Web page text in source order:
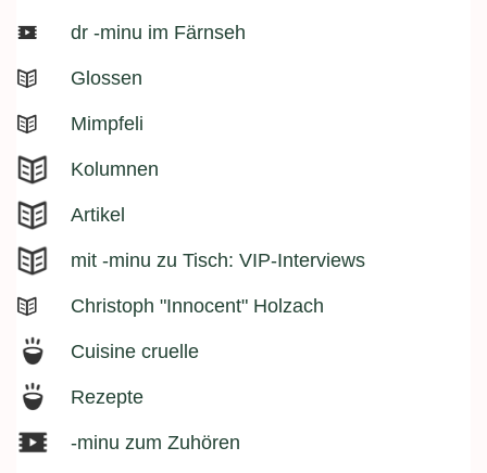
dr -minu im Färnseh
Glossen
Mimpfeli
Kolumnen
Artikel
mit -minu zu Tisch: VIP-Interviews
Christoph "Innocent" Holzach
Cuisine cruelle
Rezepte
-minu zum Zuhören